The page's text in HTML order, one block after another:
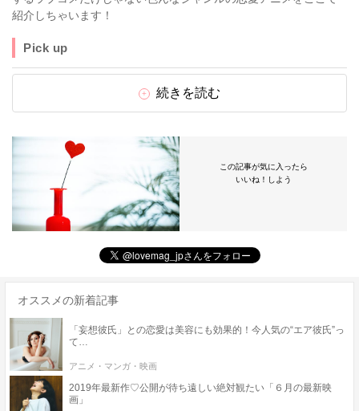
紹介しちゃいます！
Pick up
続きを読む
この記事が気に入ったら
いいね！しよう
オススメの新着記事
「妄想彼氏」との恋愛は美容にも効果的！今人気の“エア彼氏”っ
て…
アニメ・マンガ・映画
2019年最新作♡公開が待ち遠しい絶対観たい「６月の最新映
画」